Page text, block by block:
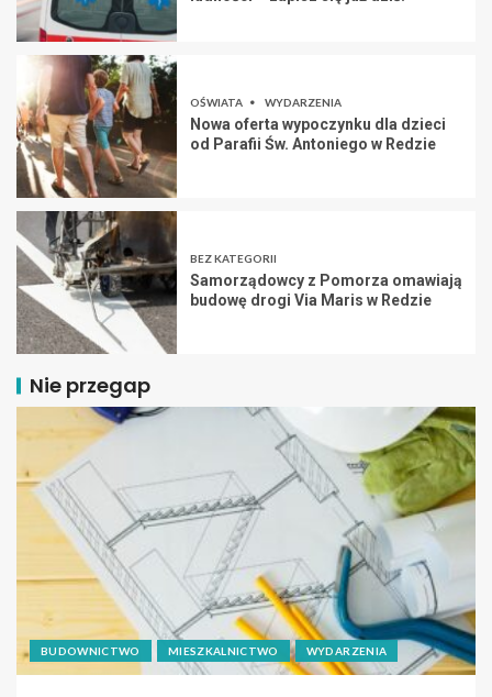
OŚWIATA WYDARZENIA
Nowa oferta wypoczynku dla dzieci
od Parafii Św. Antoniego w Redzie
BEZ KATEGORII
Samorządowcy z Pomorza omawiają
budowę drogi Via Maris w Redzie
Nie przegap
BUDOWNICTWO MIESZKALNICTWO WYDARZENIA